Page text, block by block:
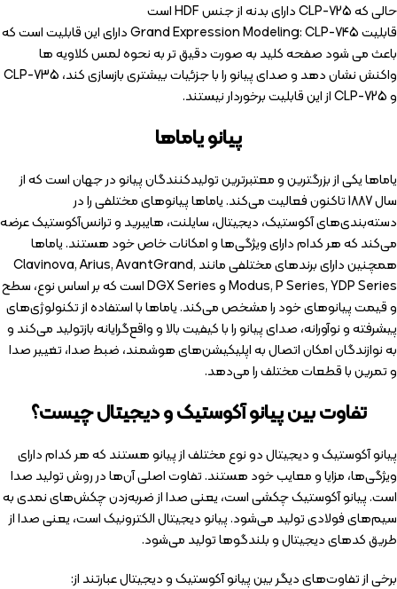
حالی که CLP-725 دارای بدنه از جنس HDF است
قابلیت Grand Expression Modeling: CLP-745 دارای این قابلیت است که
باعث می شود صفحه کلید به صورت دقیق تر به نحوه لمس کلاویه ها
واکنش نشان دهد و صدای پیانو را با جزئیات بیشتری بازسازی کند، CLP-735
و CLP-725 از این قابلیت برخوردار نیستند.
پیانو یاماها
یاماها یکی از بزرگترین و معتبرترین تولیدکنندگان پیانو در جهان است که از
سال 1887 تاکنون فعالیت می‌کند. یاماها پیانوهای مختلفی را در
دسته‌بندی‌های آکوستیک، دیجیتال، سایلنت، هایبرید و ترانس‌آکوستیک عرضه
می‌کند که هر کدام دارای ویژگی‌ها و امکانات خاص خود هستند. یاماها
همچنین دارای برندهای مختلفی مانند Clavinova, Arius, AvantGrand,
Modus, P Series, YDP Series و DGX Series است که بر اساس نوع، سطح
و قیمت پیانوهای خود را مشخص می‌کند. یاماها با استفاده از تکنولوژی‌های
پیشرفته و نوآورانه، صدای پیانو را با کیفیت بالا و واقع‌گرایانه بازتولید می‌کند و
به نوازندگان امکان اتصال به اپلیکیشن‌های هوشمند، ضبط صدا، تغییر صدا
و تمرین با قطعات مختلف را می‌دهد.
تفاوت بین پیانو آکوستیک و دیجیتال چیست؟
پیانو آکوستیک و دیجیتال دو نوع مختلف از پیانو هستند که هر کدام دارای
ویژگی‌ها، مزایا و معایب خود هستند. تفاوت اصلی آن‌ها در روش تولید صدا
است. پیانو آکوستیک چکشی است، یعنی صدا از ضربه‌زدن چکش‌های نمدی به
سیم‌های فولادی تولید می‌شود. پیانو دیجیتال الکترونیک است، یعنی صدا از
طریق کدهای دیجیتال و بلندگوها تولید می‌شود.
برخی از تفاوت‌های دیگر بین پیانو آکوستیک و دیجیتال عبارتند از: